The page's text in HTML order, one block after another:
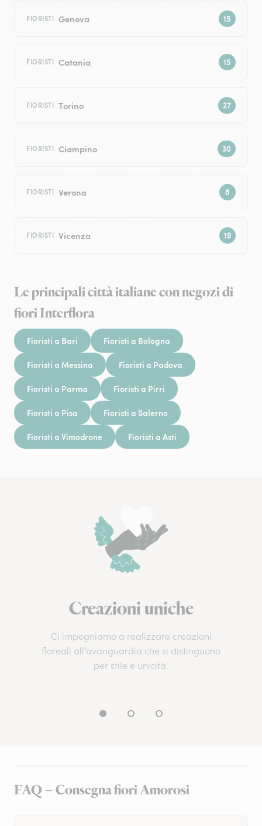
FIORISTI Genova
FIORISTI Catania
FIORISTI Torino
FIORISTI Ciampino
FIORISTI Verona
FIORISTI Vicenza
Le principali città italiane con negozi di
fiori Interflora
Fioristi a Bari Fioristi a Bologna
Fioristi a Messina Fioristi a Padova
Fioristi a Parma Fioristi a Pirri
Fioristi a Pisa Fioristi a Salerno
Fioristi a Vimodrone Fioristi a Asti
Creazioni uniche
Ci impegniamo a realizzare creazioni
floreali all’avanguardia che si distinguono
per stile e unicità.
FAQ – Consegna fiori Amorosi